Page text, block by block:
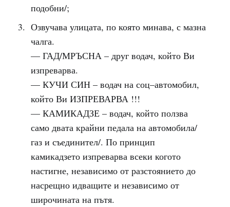
подобни/;
Озвучава улицата, по която минава, с мазна
чалга.
— ГАД/МРЪСНА – друг водач, който Ви
изпреварва.
— КУЧИ СИН – водач на соц–автомобил,
който Ви ИЗПРЕВАРВА !!!
— КАМИКАДЗЕ – водач, който ползва
само двата крайни педала на автомобила/
газ и съединител/. По принцип
камикадзето изпреварва всеки когото
настигне, независимо от разстоянието до
насрещно идващите и независимо от
широчината на пътя.